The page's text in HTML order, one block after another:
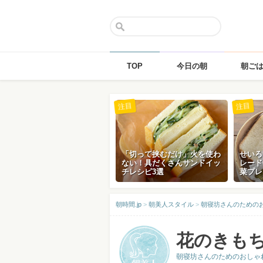
TOP 今日の朝 朝ご
「切って挟むだけ」火を使わ
ない！具だくさんサンドイッ
チレシピ3選
注目
せい
レー
菜プ
注目
朝時間.jp > 朝美人スタイル > 朝寝坊さんのための
花のきも
朝寝坊さんのためのおし